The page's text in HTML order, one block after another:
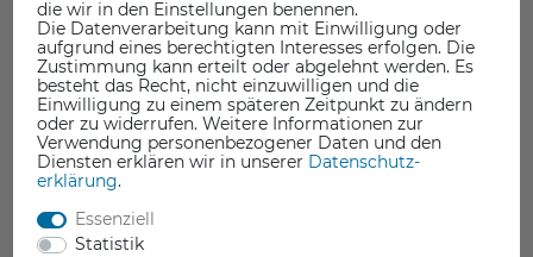
die wir in den Einstellungen benennen.
Die Datenverarbeitung kann mit Einwilligung oder
aufgrund eines berechtigten Interesses erfolgen. Die
Zustimmung kann erteilt oder abgelehnt werden. Es
besteht das Recht, nicht einzuwilligen und die
Einwilligung zu einem späteren Zeitpunkt zu ändern
oder zu widerrufen. Weitere Informationen zur
Verwendung personenbezogener Daten und den
Diensten erklären wir in unserer Daten­schutz­
erklärung.
Essenziell
Statistik